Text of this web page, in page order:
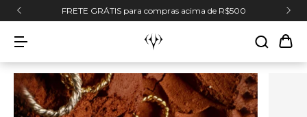
FRETE GRÁTIS para compras acima de R$500